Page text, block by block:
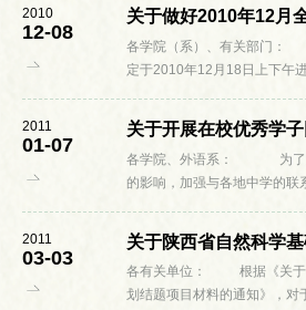
2010
12-08
各学院（系）、有关部门：
定于2010年12月18日上下午
4207人、英语六级10294人。...
2011
01-07
关于开展在校优秀学
各学院、外语系： 为了进
的影响，加强与各地中学的联
2011
03-03
各有关单位： 根据《关于
划结题项目材料的通知》，对